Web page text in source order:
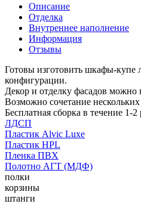
Описание
Отделка
Внутреннее наполнение
Информация
Отзывы
Готовы изготовить шкафы-купе
конфигурации.
Декор и отделку фасадов
Возможно сочетание
Бесплатная сборка в течение 1-
ЛДСП
Пластик Alvic Luxe
Пластик HPL
Пленка ПВХ
Полотно АГТ (МДФ)
полки
корзины
штанги